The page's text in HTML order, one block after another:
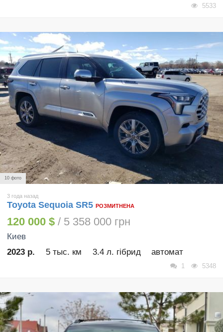
5533
10 фото
3 года назад
Toyota Sequoia SR5 РОЗМИТНЕНА
120 000 $ / 5 358 000 грн
Киев
2023 р.
5 тыс. км 3.4 л. гібрид автомат
1 5348